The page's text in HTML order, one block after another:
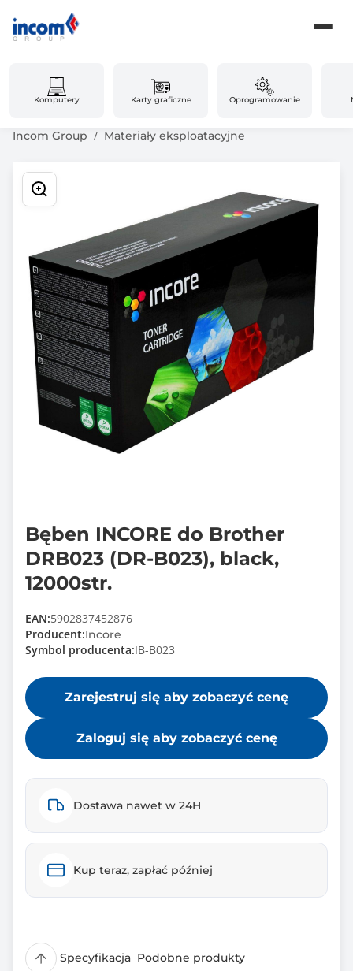
Komputery Karty graficzne Oprogramowanie
Incom Group Materiały eksploatacyjne
Bęben INCORE do Brother
DRB023 (DR-B023), black,
12000str.
EAN:5902837452876
Producent:Incore
Symbol producenta:IB-B023
Zarejestruj się aby zobaczyć cenę
Zaloguj się aby zobaczyć cenę
Dostawa nawet w 24H
Kup teraz, zapłać później
Specyfikacja Podobne produkty